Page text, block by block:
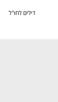
דילים לחו"ל